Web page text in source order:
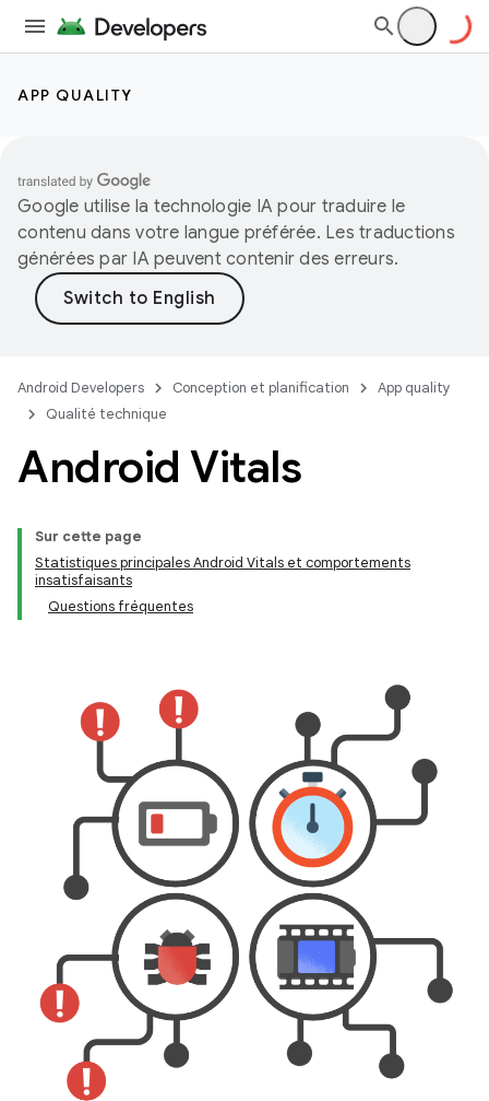
APP QUALITY
Google utilise la technologie IA pour traduire le
contenu dans votre langue préférée. Les traductions
générées par IA peuvent contenir des erreurs.
Android Developers Conception et planification
App quality
Qualité technique
Android Vitals
Sur cette page
Statistiques principales Android Vitals et comportements
insatisfaisants
Questions fréquentes